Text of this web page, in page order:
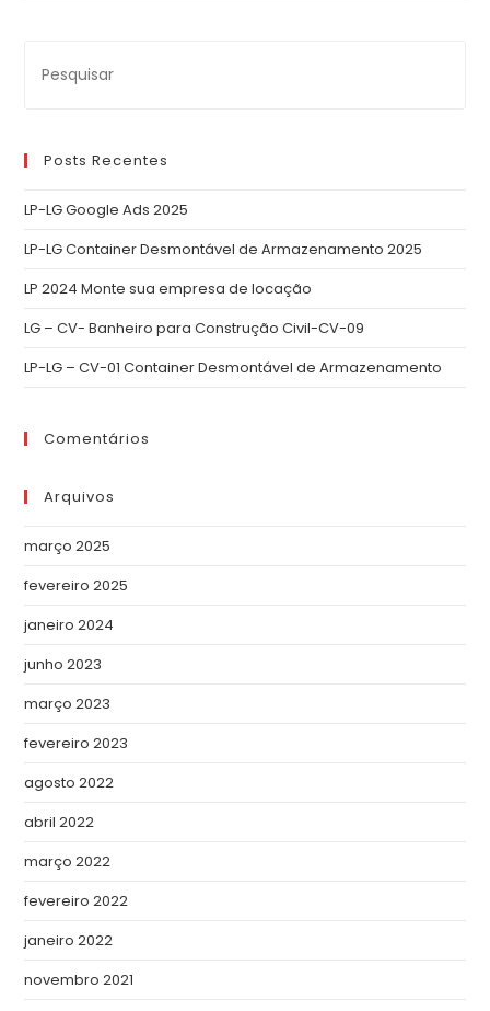
Posts Recentes
LP-LG Google Ads 2025
LP-LG Container Desmontável de Armazenamento 2025
LP 2024 Monte sua empresa de locação
LG – CV- Banheiro para Construção Civil-CV-09
LP-LG – CV-01 Container Desmontável de Armazenamento
Comentários
Arquivos
março 2025
fevereiro 2025
janeiro 2024
junho 2023
março 2023
fevereiro 2023
agosto 2022
abril 2022
março 2022
fevereiro 2022
janeiro 2022
novembro 2021